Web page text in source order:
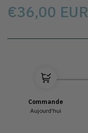
Prix
€36,00 EUR
Commande
Aujourd'hui